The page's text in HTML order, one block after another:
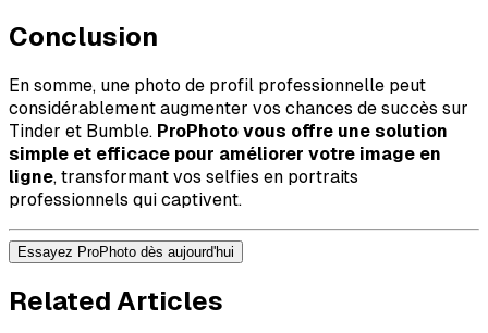
Conclusion
En somme, une photo de profil professionnelle peut
considérablement augmenter vos chances de succès sur
Tinder et Bumble. ProPhoto vous offre une solution
simple et efficace pour améliorer votre image en
ligne, transformant vos selfies en portraits
professionnels qui captivent.
Essayez ProPhoto dès aujourd'hui
Related Articles